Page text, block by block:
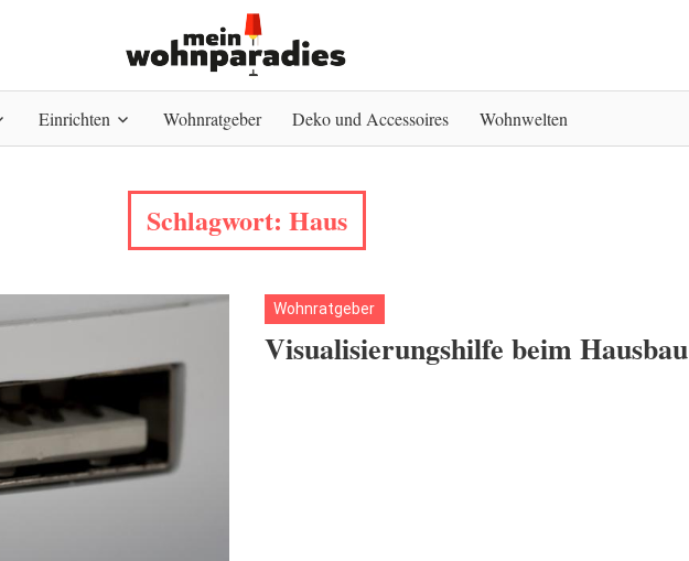
Einrichten Wohnratgeber Deko und Accessoires Wohnwelten
Schlagwort: Haus
Wohnratgeber
Visualisierungshilfe beim Hausbau